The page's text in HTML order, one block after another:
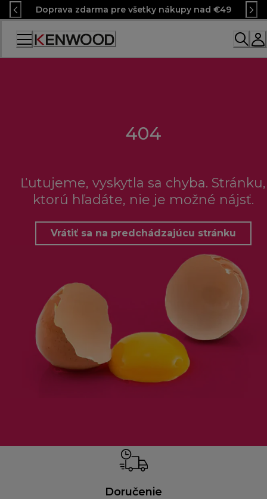
Skip
to
Content
Doprava zdarma pre všetky nákupy nad €49
404
Ľutujeme, vyskytla sa chyba. Stránku,
ktorú hľadáte, nie je možné nájsť.
Vrátiť sa na predchádzajúcu stránku
Doručenie